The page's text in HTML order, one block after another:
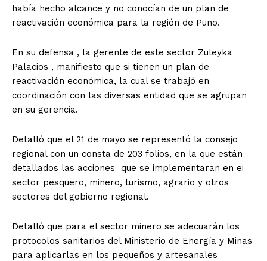
había hecho alcance y no conocían de un plan de
reactivación económica para la región de Puno.
En su defensa , la gerente de este sector Zuleyka
Palacios , manifiesto que si tienen un plan de
reactivación económica, la cual se trabajó en
coordinación con las diversas entidad que se agrupan
en su gerencia.
Detalló que el 21 de mayo se representó la consejo
regional con un consta de 203 folios, en la que están
detallados las acciones que se implementaran en ei
sector pesquero, minero, turismo, agrario y otros
sectores del gobierno regional.
Detalló que para el sector minero se adecuarán los
protocolos sanitarios del Ministerio de Energía y Minas
para aplicarlas en los pequeños y artesanales